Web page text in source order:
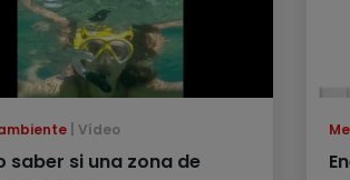
Vídeo
saber si una zona de